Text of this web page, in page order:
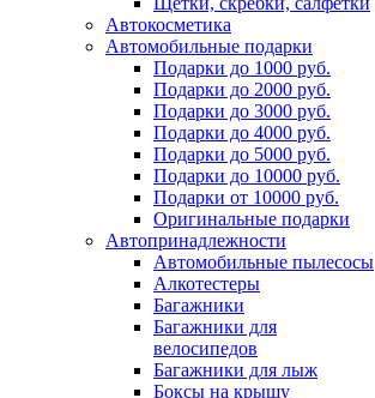
Автокосметика
Автомобильные подарки
Подарки до 1000 руб.
Подарки до 2000 руб.
Подарки до 3000 руб.
Подарки до 4000 руб.
Подарки до 5000 руб.
Подарки до 10000 руб.
Подарки от 10000 руб.
Оригинальные подарки
Автопринадлежности
Автомобильные пылесосы
Алкотестеры
Багажники
Багажники для
велосипедов
Багажники для лыж
Боксы на крышу